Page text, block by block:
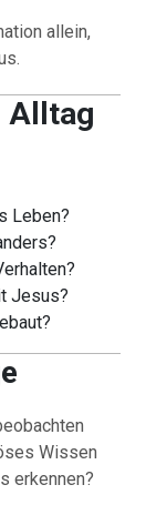
allein,
Alltag
Leben?
Jesus?
Wissen
erkennen?